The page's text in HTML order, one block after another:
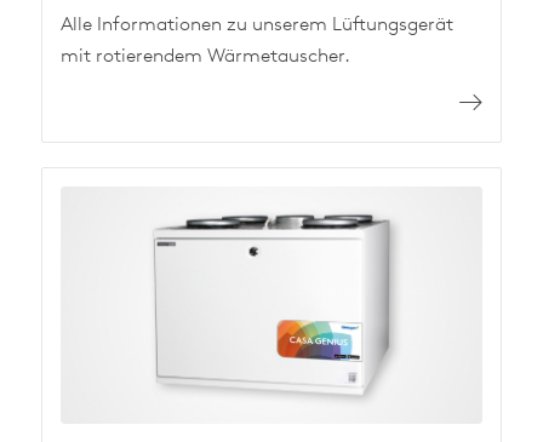
Alle Informationen zu unserem Lüftungsgerät
mit rotierendem Wärmetauscher.